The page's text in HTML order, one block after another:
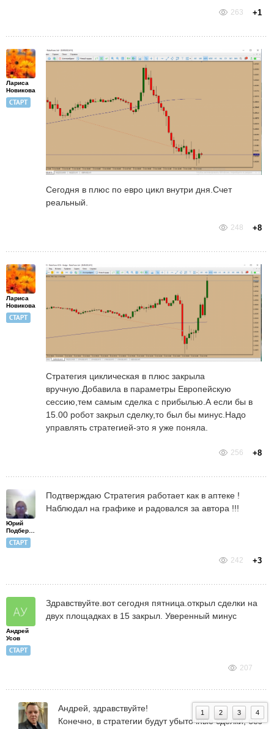
263 +1
Лариса
Новикова
СТАРТ
Сегодня в плюс по евро цикл внутри дня.Счет
реальный.
248 +8
Лариса
Новикова
СТАРТ
Стратегия циклическая в плюс закрыла
вручную.Добавила в параметры Европейскую
сессию,тем самым сделка с прибылью.А если бы в
15.00 робот закрыл сделку,то был бы минус.Надо
управлять стратегией-это я уже поняла.
256 +8
Юрий
СТАРТ
Подтверждаю Стратегия работает как в аптеке !
Наблюдал на графике и радовался за автора !!!
242 +3
Андрей
Усов
СТАРТ
Здравствуйте.вот сегодня пятница.открыл сделки на
двух площадках в 15 закрыл. Уверенный минус
207
Андрей, здравствуйте!
Конечно, в стратегии будут убыточные сделки, без
1 2 3 4